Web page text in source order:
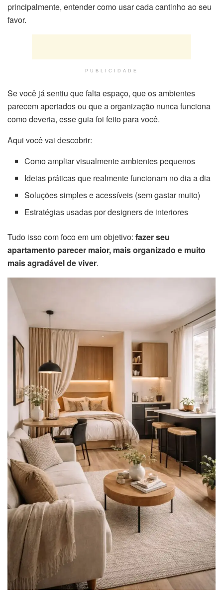
principalmente, entender como usar cada cantinho ao seu
favor.
PUBLICIDADE
Se você já sentiu que falta espaço, que os ambientes
parecem apertados ou que a organização nunca funciona
como deveria, esse guia foi feito para você.
Aqui você vai descobrir:
Como ampliar visualmente ambientes pequenos
Ideias práticas que realmente funcionam no dia a dia
Soluções simples e acessíveis (sem gastar muito)
Estratégias usadas por designers de interiores
Tudo isso com foco em um objetivo: fazer seu
apartamento parecer maior, mais organizado e muito
mais agradável de viver.